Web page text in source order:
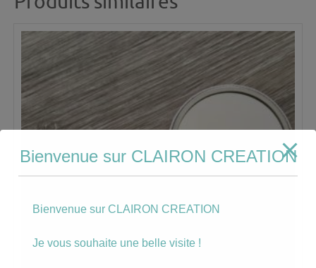
Bienvenue sur CLAIRON CREATION
Bienvenue sur CLAIRON CREATION
Je vous souhaite une belle visite !